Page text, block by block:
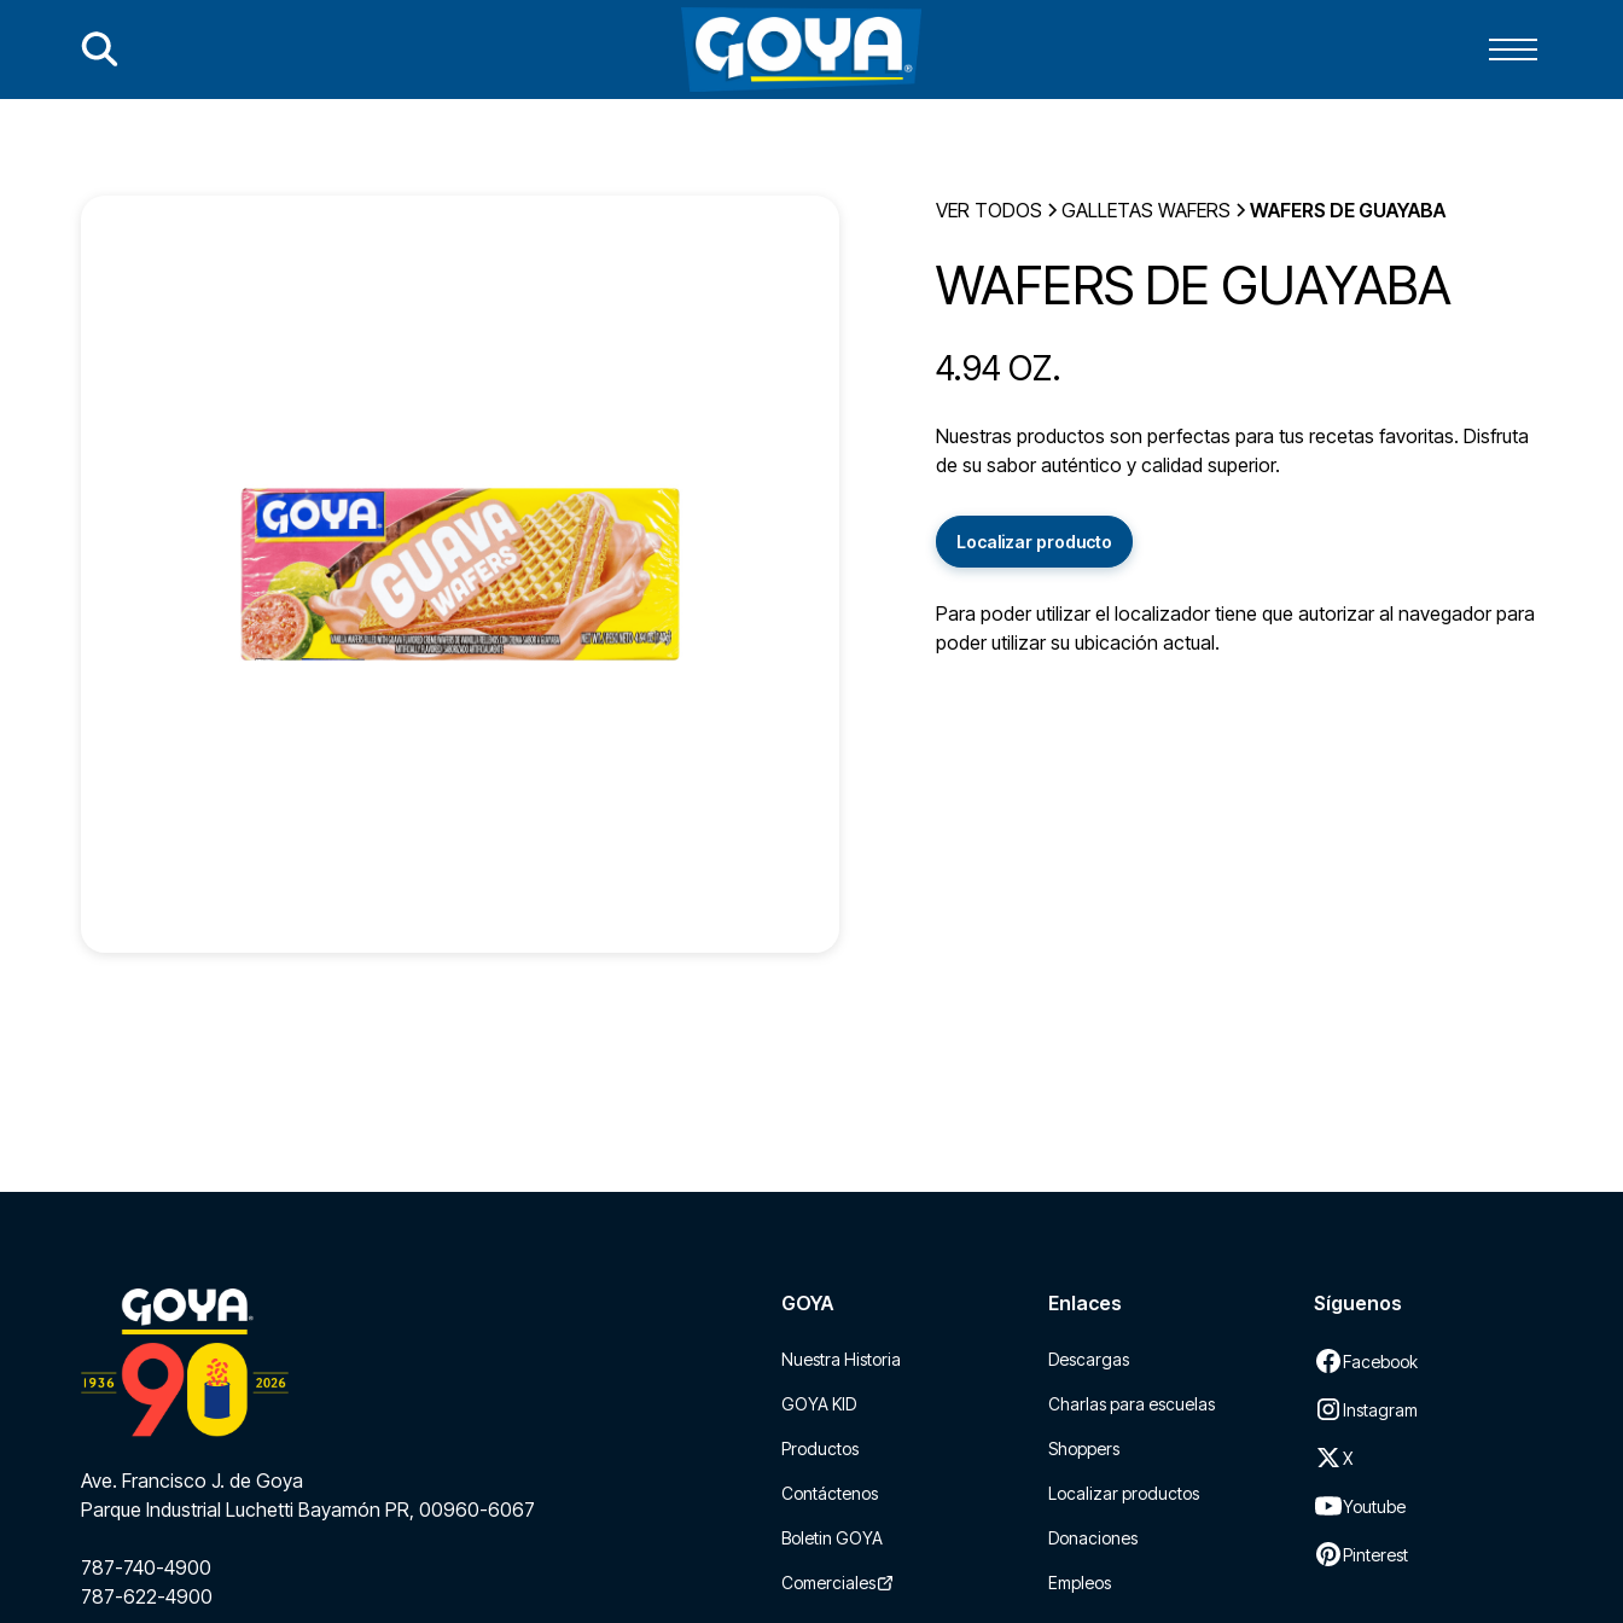
VER TODOS GALLETAS WAFERS WAFERS DE GUAYABA
WAFERS DE GUAYABA
4.94 OZ.
Nuestras productos son perfectas para tus recetas favoritas. Disfruta
de su sabor auténtico y calidad superior.
Localizar producto
Para poder utilizar el localizador tiene que autorizar al navegador para
poder utilizar su ubicación actual.
Ave. Francisco J. de Goya
Parque Industrial Luchetti Bayamón PR, 00960-6067
787-740-4900
787-622-4900
GOYA
Nuestra Historia
GOYA KID
Productos
Contáctenos
Boletin GOYA
Comerciales
Enlaces
Descargas
Charlas para escuelas
Shoppers
Localizar productos
Donaciones
Empleos
Síguenos
Facebook
Instagram
X
Youtube
Pinterest